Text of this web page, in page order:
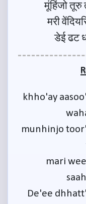
मूंहिंजो तूरु
मरी
डेई ढट
khho'ay
munhinjo
mari
De'ee